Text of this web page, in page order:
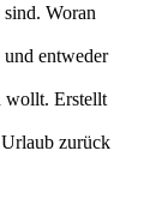
Woran
entweder
wollt. Erstellt
zurück